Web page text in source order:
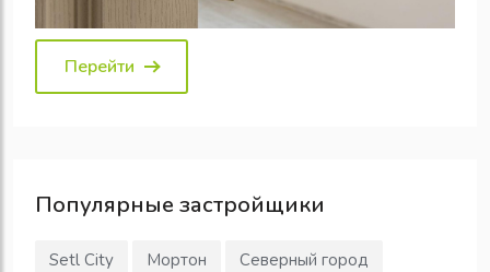
Перейти
Популярные застройщики
Setl City Мортон
Северный город